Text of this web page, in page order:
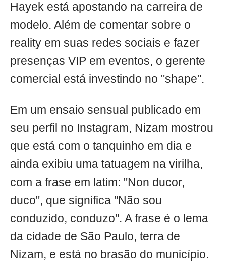
Hayek está apostando na carreira de
modelo. Além de comentar sobre o
reality em suas redes sociais e fazer
presenças VIP em eventos, o gerente
comercial está investindo no "shape".
Em um ensaio sensual publicado em
seu perfil no Instagram, Nizam mostrou
que está com o tanquinho em dia e
ainda exibiu uma tatuagem na virilha,
com a frase em latim: "Non ducor,
duco", que significa "Não sou
conduzido, conduzo". A frase é o lema
da cidade de São Paulo, terra de
Nizam, e está no brasão do município.